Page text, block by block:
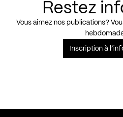
Restez
Vous aimez nos publications?
Inscription à